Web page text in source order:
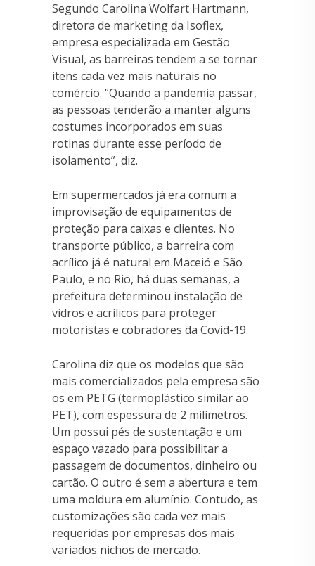
Segundo Carolina Wolfart Hartmann,
diretora de marketing da Isoflex,
empresa especializada em Gestão
Visual, as barreiras tendem a se tornar
itens cada vez mais naturais no
comércio. “Quando a pandemia passar,
as pessoas tenderão a manter alguns
costumes incorporados em suas
rotinas durante esse período de
isolamento”, diz.
Em supermercados já era comum a
improvisação de equipamentos de
proteção para caixas e clientes. No
transporte público, a barreira com
acrílico já é natural em Maceió e São
Paulo, e no Rio, há duas semanas, a
prefeitura determinou instalação de
vidros e acrílicos para proteger
motoristas e cobradores da Covid-19.
Carolina diz que os modelos que são
mais comercializados pela empresa são
os em PETG (termoplástico similar ao
PET), com espessura de 2 milímetros.
Um possui pés de sustentação e um
espaço vazado para possibilitar a
passagem de documentos, dinheiro ou
cartão. O outro é sem a abertura e tem
uma moldura em alumínio. Contudo, as
customizações são cada vez mais
requeridas por empresas dos mais
variados nichos de mercado.